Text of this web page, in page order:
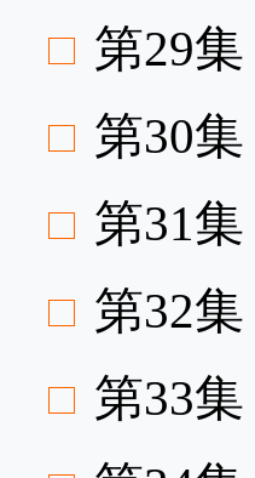
第29集
第30集
第31集
第32集
第33集